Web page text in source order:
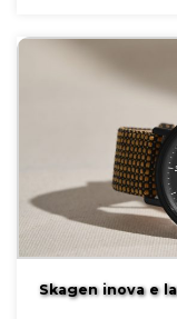
Skagen inova e